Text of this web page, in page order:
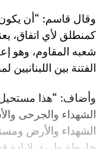
وقال قاسم: “أن
كمنطلق لأي اتفاق،
شعبه المقاوم، وهو
الفتنة بين
وأضاف: “هذا مستحيل
الشهداء والجرحى
الشهداء والأرض